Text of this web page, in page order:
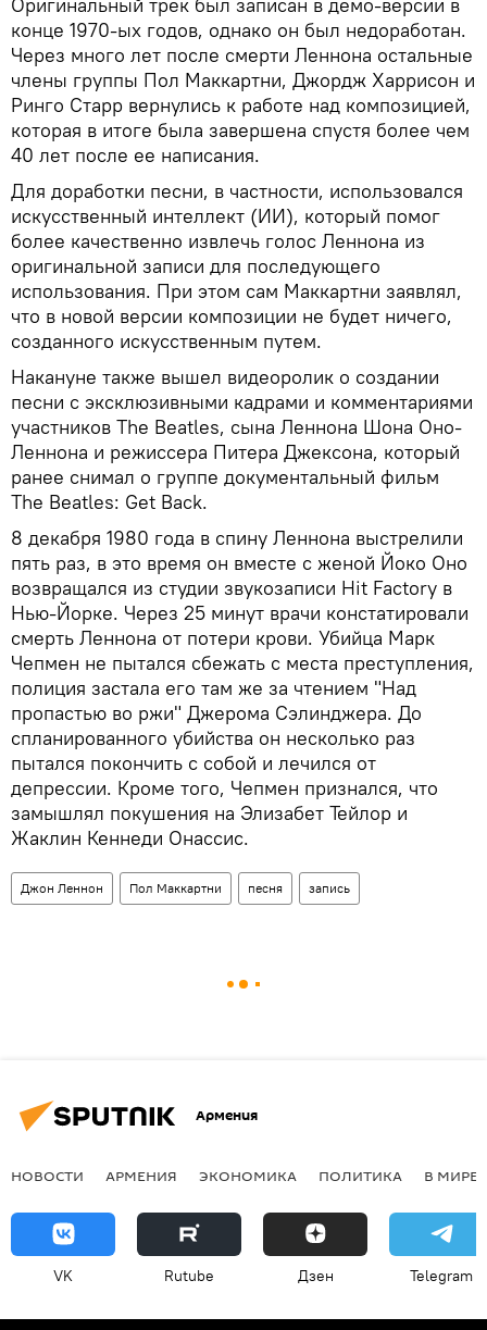
конце 1970-ых годов, однако он был недоработан.
Через много лет после смерти Леннона остальные
члены группы Пол Маккартни, Джордж Харрисон и
Ринго Старр вернулись к работе над композицией,
которая в итоге была завершена спустя более чем
40 лет после ее написания.
Для доработки песни, в частности, использовался
искусственный интеллект (ИИ), который помог
более качественно извлечь голос Леннона из
оригинальной записи для последующего
использования. При этом сам Маккартни заявлял,
что в новой версии композиции не будет ничего,
созданного искусственным путем.
Накануне также вышел видеоролик о создании
песни с эксклюзивными кадрами и комментариями
участников The Beatles, сына Леннона Шона Оно-
Леннона и режиссера Питера Джексона, который
ранее снимал о группе документальный фильм
The Beatles: Get Back.
8 декабря 1980 года в спину Леннона выстрелили
пять раз, в это время он вместе с женой Йоко Оно
возвращался из студии звукозаписи Hit Factory в
Нью-Йорке. Через 25 минут врачи констатировали
смерть Леннона от потери крови. Убийца Марк
Чепмен не пытался сбежать с места преступления,
полиция застала его там же за чтением "Над
пропастью во ржи" Джерома Сэлинджера. До
спланированного убийства он несколько раз
пытался покончить с собой и лечился от
депрессии. Кроме того, Чепмен признался, что
замышлял покушения на Элизабет Тейлор и
Жаклин Кеннеди Онассис.
Джон Леннон Пол Маккартни песня запись
Армения
НОВОСТИ АРМЕНИЯ ЭКОНОМИКА ПОЛИТИКА В МИРЕ
VK Rutube Дзен Telegram